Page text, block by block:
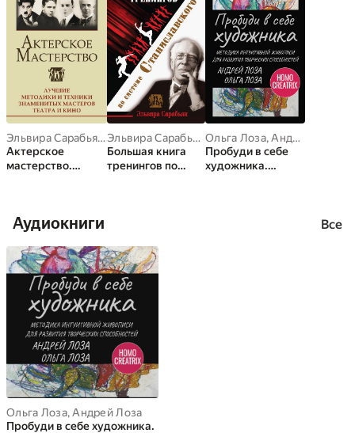
Эльвира Сарабьян,Ольга Лоза
Актерское
мастерство.
мастеров театра и
Китон,
Станиславский,
Чехов
Эльвира Сарабьян ,Ольга Лоза
Большая книга
тренингов по
Ольга Лоза,Андрей Лоза
Пробуди в себе
художника.
Аудиокниги Все
Ольга Лоза,Андрей Лоза
Пробуди в себе художника.